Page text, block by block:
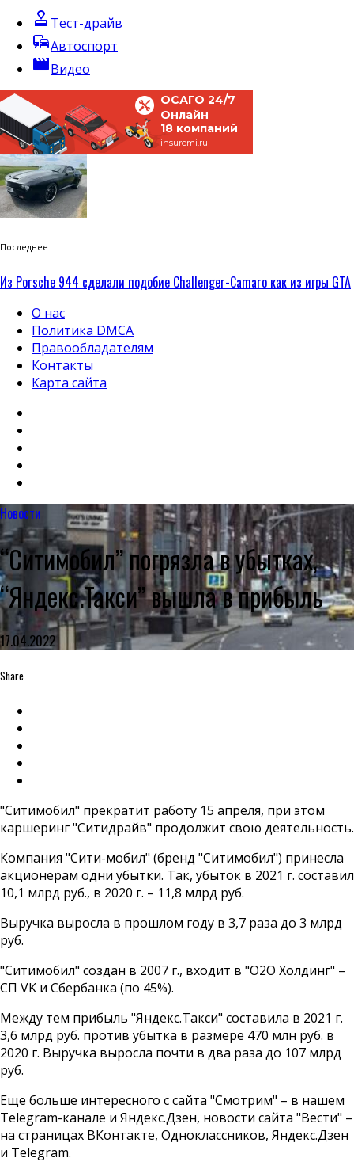
approval Тест-драйв
commuteАвтоспорт
movieВидео
ОСАГО 24/7
Онлайн
18 компаний
insuremi.ru
Последнее
Из Porsche 944 сделали подобие Challenger-Camaro как из игры GTA
О нас
Политика DMCA
Правообладателям
Контакты
Карта сайта
Новости
“Ситимобил” погрязла в убытках,
“Яндекс.Такси” вышла в прибыль
17.04.2022
Share
"Ситимобил" прекратит работу 15 апреля, при этом
каршеринг "Ситидрайв" продолжит свою деятельность.
Компания "Сити-мобил" (бренд "Ситимобил") принесла
акционерам одни убытки. Так, убыток в 2021 г. составил
10,1 млрд руб., в 2020 г. – 11,8 млрд руб.
Выручка выросла в прошлом году в 3,7 раза до 3 млрд
руб.
"Ситимобил" создан в 2007 г., входит в "О2О Холдинг" –
СП VK и Сбербанка (по 45%).
Между тем прибыль "Яндекс.Такси" составила в 2021 г.
3,6 млрд руб. против убытка в размере 470 млн руб. в
2020 г. Выручка выросла почти в два раза до 107 млрд
руб.
Еще больше интересного с сайта "Смотрим" – в нашем
Telegram-канале и Яндекс.Дзен, новости сайта "Вести" –
на страницах ВКонтакте, Одноклассников, Яндекс.Дзен
и Telegram.